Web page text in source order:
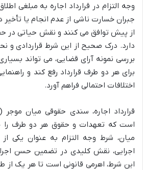
وجه التزام در قرارداد اجاره به مبلغی
جبران خسارت ناشی از عدم انجام یا تأخیر
از پیش توافق می کنند و نقش حیاتی در
دارد. درک صحیح از این شرط قراردادی و
بررسی نمونه آرای قضایی، می تواند
برای هر دو طرف قرارداد رفع کند و
اختلافات احتمالی فراهم آورد.
قرارداد اجاره، سندی حقوقی میان
است که تعهدات و حقوق هر دو طرف
میان، شرط وجه التزام به عنوان یکی
اجرایی، نقش کلیدی در تضمین حسن
این شرط، اهرمی قانونی است تا هر یک از